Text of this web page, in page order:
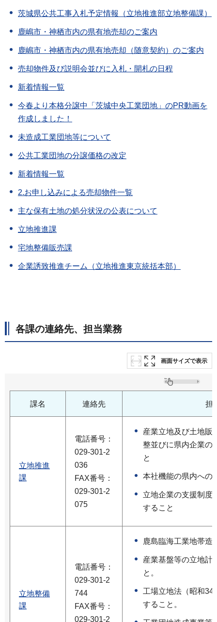
茨城県公共工事入札予定情報（立地推進部立地整備課）
鹿嶋市・神栖市内の県有地売却のご案内
鹿嶋市・神栖市内の県有地売却（随意契約）のご案内
売却物件及び説明会並びに入札・開札の日程
新着情報一覧
今春より本格分譲中「茨城中央工業団地」のPR動画を
作成しました！
未造成工業団地等について
公共工業団地の分譲価格の改定
新着情報一覧
2.お申し込みによる売却物件一覧
主な保有土地の処分状況の公表について
立地推進課
宅地整備販売課
企業誘致推進チーム（立地推進東京統括本部）
各課の連絡先、担当業務
画面サイズで表示
課名 連絡先 担
立地推進
課
電話番号：
029-301-2
036
FAX番号：
029-301-2
075
産業立地及び土地販
整並びに県内企業の
と
本社機能の県内への
立地企業の支援制度
すること
立地整備
課
電話番号：
029-301-2
744
FAX番号：
029-301-2
鹿島臨海工業地帯造
産業基盤等の立地計
と。
工場立地法（昭和34
すること。